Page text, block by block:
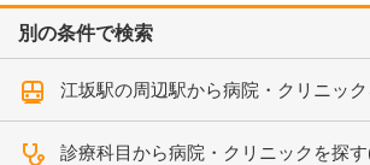
別の条件で検索
江坂駅の周辺駅から病院・クリニッ
診療科目から病院・クリニックを探